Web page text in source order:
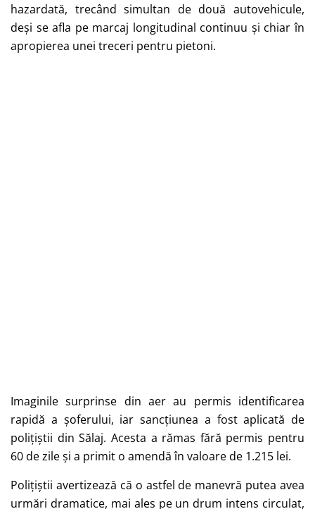
hazardată, trecând simultan de două autovehicule,
deși se afla pe marcaj longitudinal continuu și chiar în
apropierea unei treceri pentru pietoni.
Imaginile surprinse din aer au permis identificarea
rapidă a șoferului, iar sancțiunea a fost aplicată de
polițiștii din Sălaj. Acesta a rămas fără permis pentru
60 de zile și a primit o amendă în valoare de 1.215 lei.
Polițiștii avertizează că o astfel de manevră putea avea
urmări dramatice, mai ales pe un drum intens circulat,